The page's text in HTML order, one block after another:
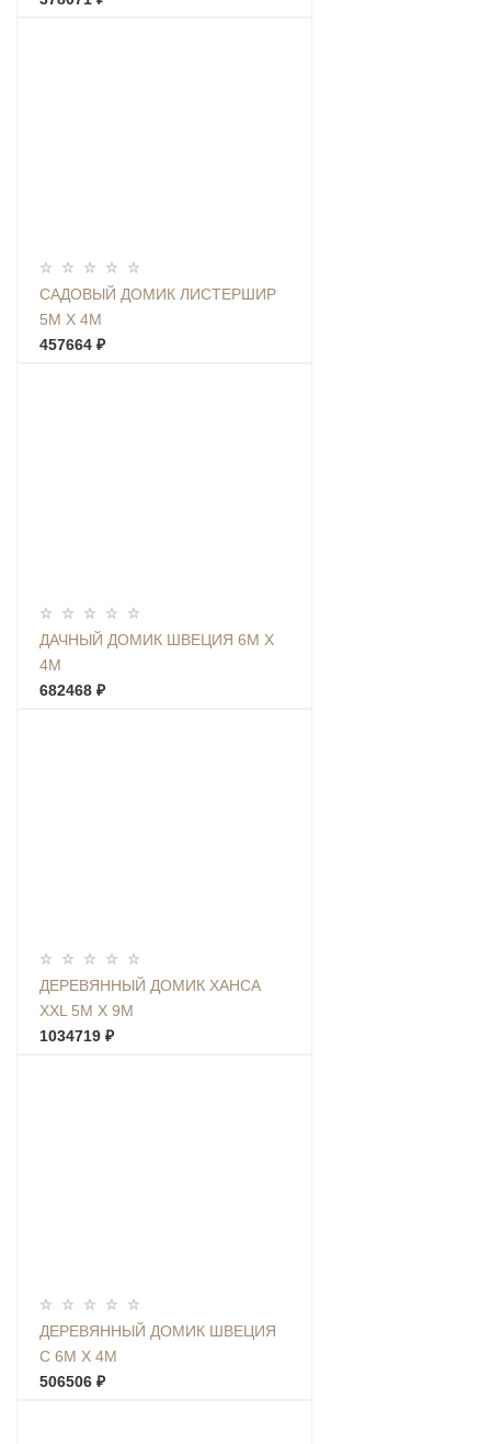
САДОВЫЙ ДОМИК ЛИСТЕРШИР
5М Х 4М
457664 ₽
ДАЧНЫЙ ДОМИК ШВЕЦИЯ 6М Х
4М
682468 ₽
ДЕРЕВЯННЫЙ ДОМИК ХАНСА
XXL 5М Х 9М
1034719 ₽
ДЕРЕВЯННЫЙ ДОМИК ШВЕЦИЯ
С 6М Х 4М
506506 ₽